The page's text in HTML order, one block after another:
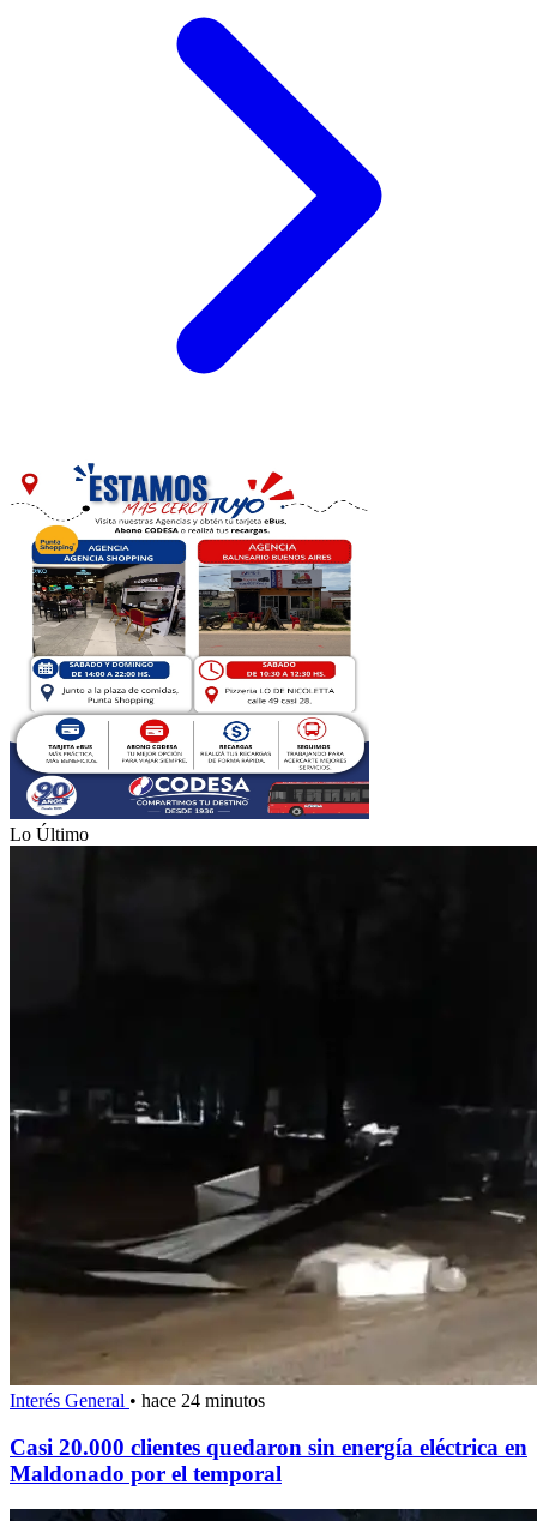
Lo Último
Interés General • hace 24 minutos
Casi 20.000 clientes quedaron sin energía eléctrica en
Maldonado por el temporal